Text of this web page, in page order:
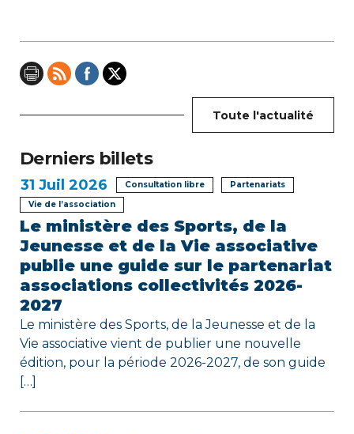
n
d
e
l
’
a
r
t
i
c
l
e
Toute l'actualité
Derniers billets
31 Juil 2026 Consultation libre
Partenariats
Vie de l’association
Le ministère des Sports, de la
Jeunesse et de la Vie associative
publie une guide sur le partenariat
associations collectivités 2026-
2027
Le ministère des Sports, de la Jeunesse et de la
Vie associative vient de publier une nouvelle
édition, pour la période 2026-2027, de son guide
[…]